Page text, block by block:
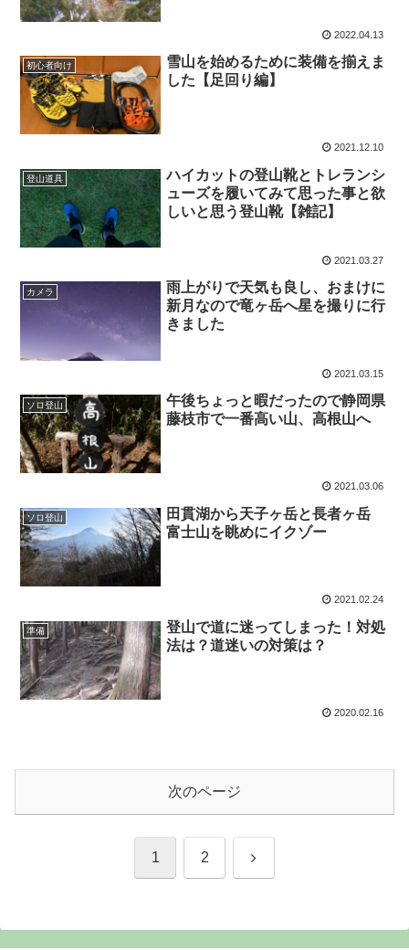
2022.04.13
初心者向け
雪山を始めるために装備を揃えま
した【足回り編】
2021.12.10
登山道具
ハイカットの登山靴とトレランシ
ューズを履いてみて思った事と欲
しいと思う登山靴【雑記】
2021.03.27
カメラ
雨上がりで天気も良し、おまけに
新月なので竜ヶ岳へ星を撮りに行
きました
2021.03.15
ソロ登山
午後ちょっと暇だったので静岡県
藤枝市で一番高い山、高根山へ
2021.03.06
ソロ登山
田貫湖から天子ヶ岳と長者ヶ岳
富士山を眺めにイクゾー
2021.02.24
準備
登山で道に迷ってしまった！対処
法は？道迷いの対策は？
2020.02.16
次のページ
1 2 次